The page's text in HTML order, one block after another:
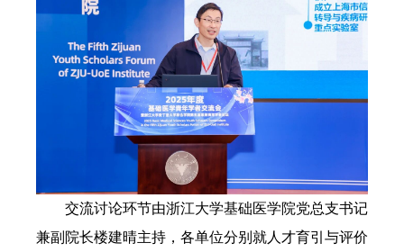
交流讨论环节由浙江大学基础医学院党总支书记
兼副院长楼建晴主持，各单位分别就人才育引与评价